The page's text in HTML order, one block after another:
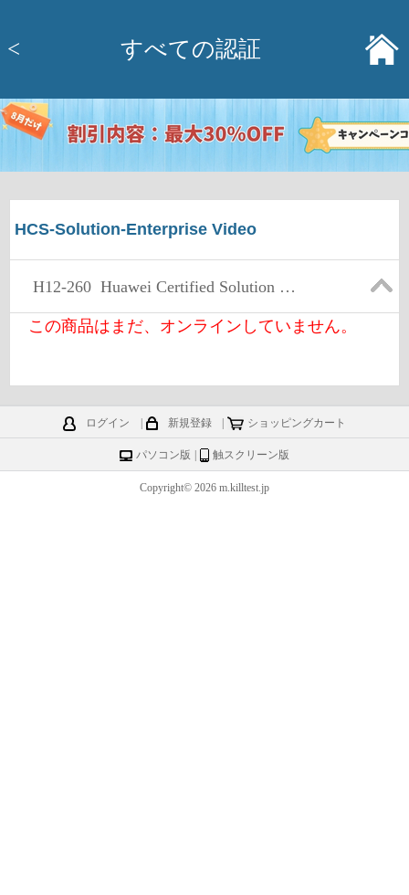
< すべての認証
HCS-Solution-Enterprise Video
H12-260 Huawei Certified Solution Specialist-Enterprise Video
この商品はまだ、オンラインしていません。
ログイン 新規登録 ショッピングカート
パソコン版 触スクリーン版
Copyright© 2026 m.killtest.jp